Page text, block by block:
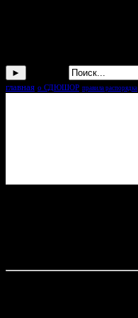
главная о СДЮШОР правила распорядка